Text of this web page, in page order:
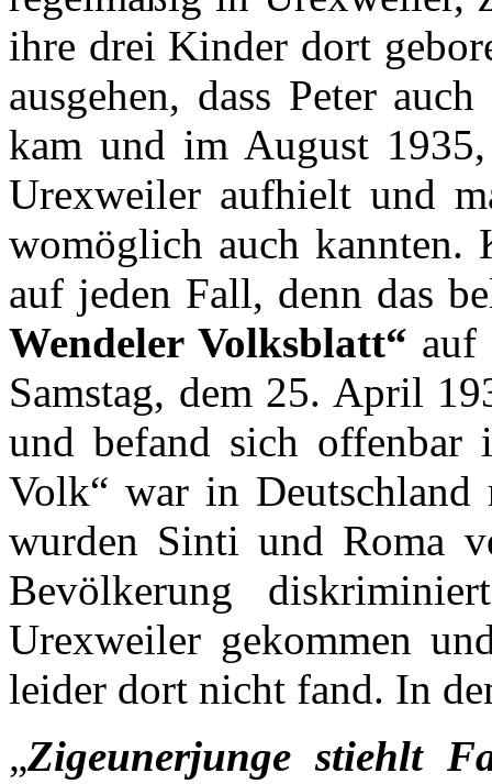
ihre drei Kinder dort
ausgehen, dass Peter
kam und im August
Urexweiler aufhielt und
womöglich auch kannten.
auf jeden Fall, denn das
Wendeler Volksblatt“ auf
Samstag, dem 25. April
und befand sich offenbar
Volk“ war in
wurden Sinti und Roma
Bevölkerung
Urexweiler gekommen
leider dort nicht fand. In
„Zigeunerjunge stiehlt